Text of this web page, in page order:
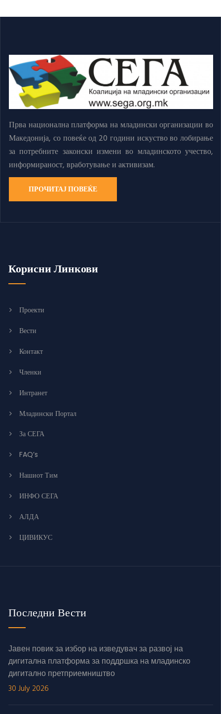
Прва национална платформа на младински организации во
Македонија, со повеќе од 20 години искуство во лобирање
за потребните законски измени во младинското учество,
информираност, вработување и активизам.
ПРОЧИТАЈ ПОВЕЌЕ
Корисни Линкови
Проекти
Вести
Контакт
Членки
Интранет
Младински Портал
За СЕГА
FAQ’s
Нашиот Тим
ИНФО СЕГА
АЛДА
ЦИВИКУС
Последни Вести
Јавен повик за избор на изведувач за развој на
дигитална платформа за поддршка на младинско
дигитално претприемништво
30 July 2026